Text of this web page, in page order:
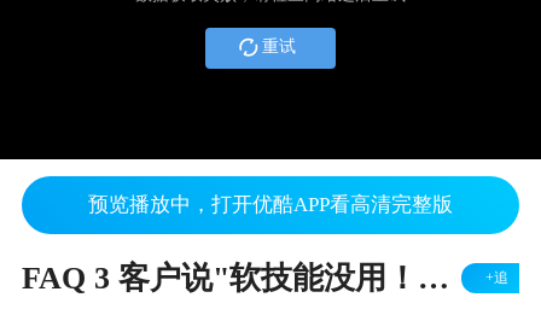
重试
预览播放中，打开优酷APP看高清完整版
FAQ 3 客户说"软技能没用！" 怎么办？ +追